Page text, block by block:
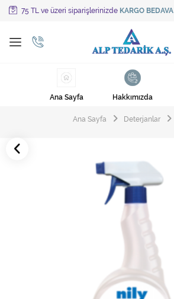
75 TL ve üzeri siparişlerinizde KARGO BEDAVA
Tüm Kategoriler
Ayakkabı Cila Makineleri
Cila Makineleri
Çöp Torbaları
Endüstriyel Zemin Yıkama Makineleri
Ana Sayfa Hakkımızda
Ana Sayfa Deterjanlar